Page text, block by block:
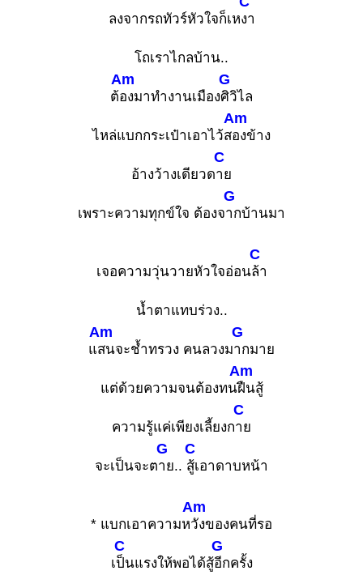
ลงจากรถทัวร์หัวใจก็เหงา
โถเราไกลบ้าน..
ต้
Am
องมาทำงานเมือง
G
ศิวิไล
ไหล่แบกกระเป๋าเอาไว้ส
Am
องข้าง
อ้างว้างเดียวด
C
าย
เพราะความทุกข์ใจ ต้องจ
G
ากบ้านมา
เจอความวุ่นวายหัวใจอ่อน
C
ล้า
น้ำตาแทบร่วง..
แ
Am
สนจะช้ำทรวง คนลวงม
G
ากมาย
แต่ด้วยความจนต้องทน
Am
ฝืนสู้
ความรู้แค่เพียงเลี้ยงก
C
าย
จะเป็นจะต
G
าย..
C
สู้เอาดาบหน้า
* แบกเอาความห
Am
วังของคนที่รอ
เ
C
ป็นแรงให้พอได้สู้
G
อีกครั้ง